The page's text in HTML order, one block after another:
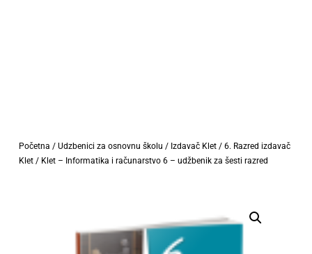
Početna / Udzbenici za osnovnu školu / Izdavač Klet/ 6. Razred izdavač
Klet/ Klet – Informatika i računarstvo 6 – udžbenik za šesti razred